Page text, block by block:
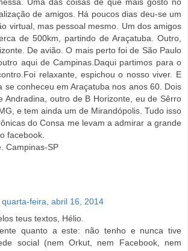
de amigos. Há poucos dias deu-se um
virtual, mas pessoal mesmo. Um dos amigos
de 500km, partindo de Araçatuba. Outro,
De avião. O mais perto foi de São Paulo
aqui de Campinas.Daqui partimos para o
relaxante, espichou o nosso viver. E
se conheceu em Araçatuba nos anos 60. Dois
Andradina, outro de B Horizonte, eu de Sêrro
e tem ainda um de Mirandópolis. Tudo isso
do Consa me levam a admirar a grande
facebook.
Campinas-SP
quarta-feira, abril 16, 2014
teus textos, Hélio.
quanto a este: não tenho e nunca tive
social (nem Orkut, nem Facebook, nem